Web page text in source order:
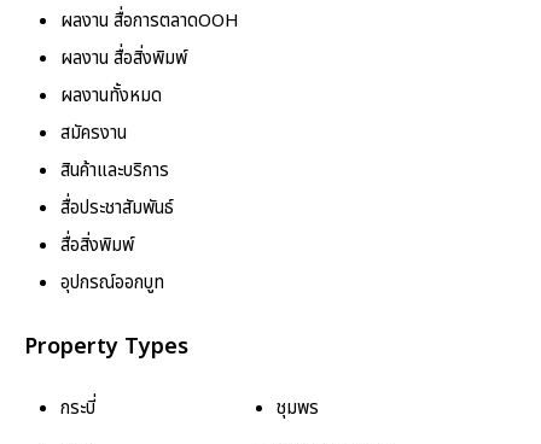
ผลงาน สื่อการตลาดOOH
ผลงาน สื่อสิ่งพิมพ์
ผลงานทั้งหมด
สมัครงาน
สินค้าและบริการ
สื่อประชาสัมพันธ์
สื่อสิ่งพิมพ์
อุปกรณ์ออกบูท
Property Types
กระบี่
ชุมพร